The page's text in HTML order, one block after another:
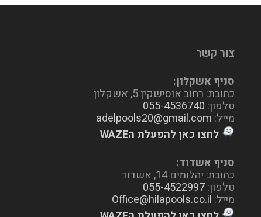
צור קשר
סניף אשקלון:
כתובת: רחוב אוסישקין 5, אשקלון
טלפון: 055-4536740
מייל: adelpools20@gmail.com
לחצו כאן להפעלת הWAZE
סניף אשדוד:
כתובת: יהלומים 14, אשדוד
טלפון:055-4522997
מייל: Office@hilapools.co.il